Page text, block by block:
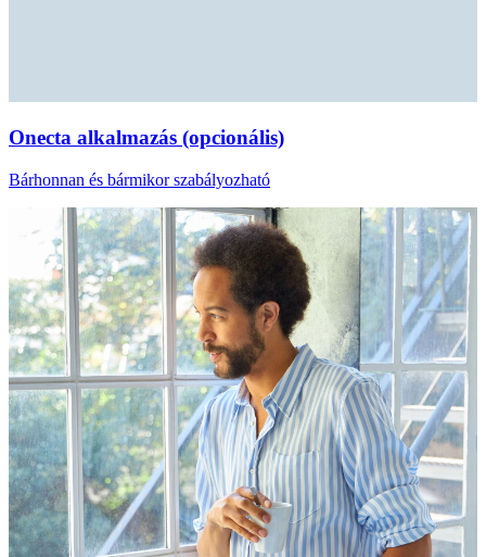
Onecta alkalmazás (opcionális)
Bárhonnan és bármikor szabályozható